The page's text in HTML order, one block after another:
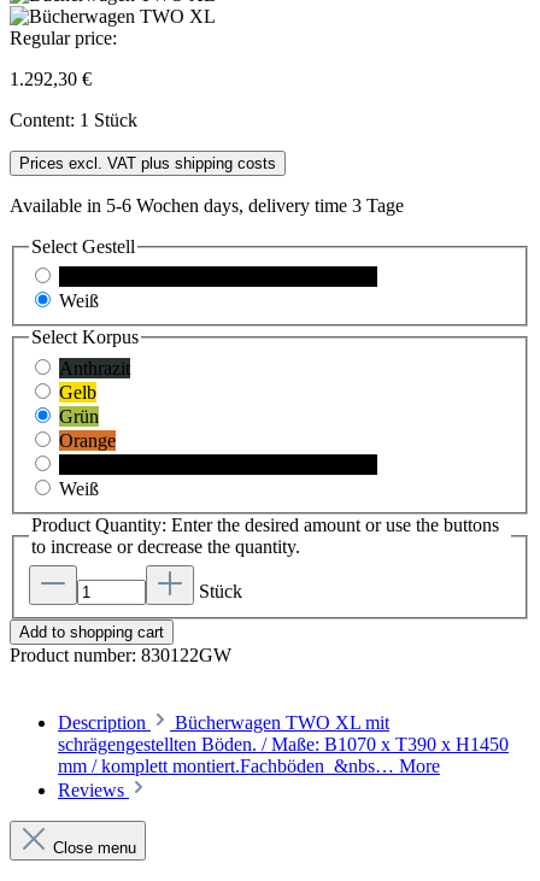
Regular price:
1.292,30 €
Content: 1 Stück
Prices excl. VAT plus shipping costs
Available in 5-6 Wochen days, delivery time 3 Tage
Select Gestell
Weiß
SelectKorpus
Anthrazit
Gelb
Grün
Orange
Weiß
Product Quantity: Enter the desired amount or use the buttons
to increase or decrease the quantity.
Stück
Add to shopping cart
Product number: 830122GW
Description
Bücherwagen TWO XL mit
schrägengestellten Böden. / Maße: B1070 x T390 x H1450
mm / komplett montiert.Fachböden &nbs… More
Reviews
Close menu